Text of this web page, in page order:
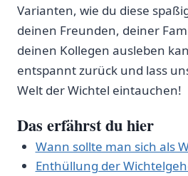
Varianten, wie du ‌diese
‍deinen Freunden, deiner
‌deinen Kollegen ⁣ausleben
entspannt zurück und ‌lass
Welt der Wichtel⁢ eintauchen!
Das erfährst du hier
Wann sollte man sich als
Enthüllung der